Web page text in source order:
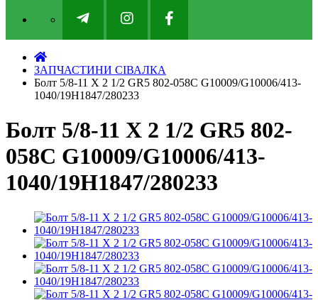
ЗАПЧАСТИНИ СІВАЛКА
Болт 5/8-11 X 2 1/2 GR5 802-058C G10009/G10006/413-
1040/19H1847/280233
Болт 5/8-11 X 2 1/2 GR5 802-
058C G10009/G10006/413-
1040/19H1847/280233